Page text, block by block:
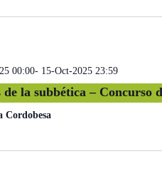
00:00- 15-Oct-2025 23:59
de la subbética – Concurso
Cordobesa